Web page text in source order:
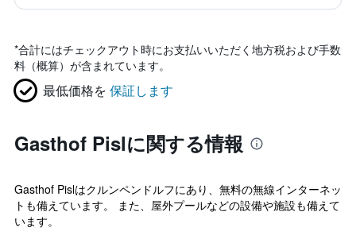
*合計にはチェックアウト時にお支払いいただく地方税および手数
料（概算）が含まれています。
最低価格を 保証します
Gasthof Pislに関する情報
Gasthof Pislはクルンペンドルフにあり、無料の無線インターネッ
トも備えています。 また、屋外プールなどの設備や施設も備えて
います。